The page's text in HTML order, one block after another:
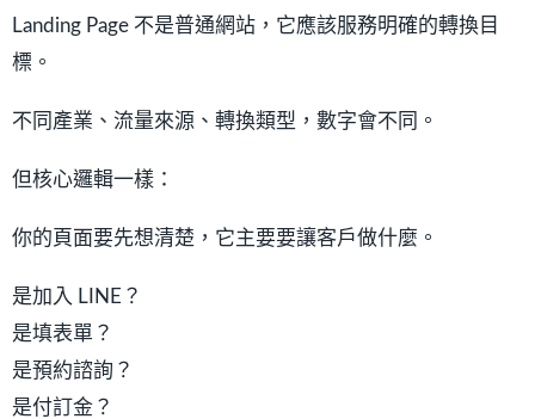
Landing Page 不是普通網站，它應該服務明確的轉換目
標。
不同產業、流量來源、轉換類型，數字會不同。
但核心邏輯一樣：
你的頁面要先想清楚，它主要要讓客戶做什麼。
是加入 LINE？
是填表單？
是預約諮詢？
是付訂金？